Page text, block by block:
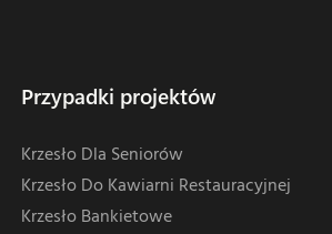
Przypadki projektów
Krzesło Dla Seniorów
Krzesło Do Kawiarni Restauracyjnej
Krzesło Bankietowe